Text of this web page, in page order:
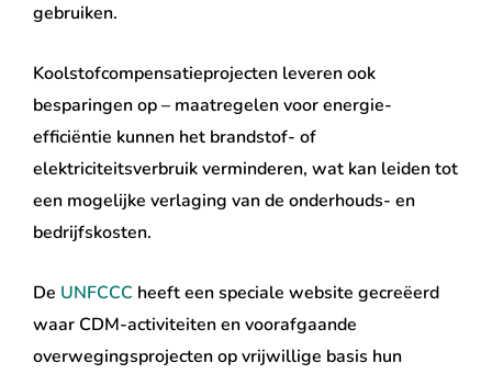
gebruiken.
Koolstofcompensatieprojecten leveren ook
besparingen op – maatregelen voor energie-
efficiëntie kunnen het brandstof- of
elektriciteitsverbruik verminderen, wat kan leiden tot
een mogelijke verlaging van de onderhouds- en
bedrijfskosten.
De UNFCCC heeft een speciale website gecreëerd
waar CDM-activiteiten en voorafgaande
overwegingsprojecten op vrijwillige basis hun